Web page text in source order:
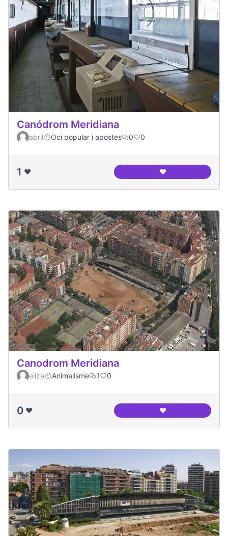
Canódrom Meridiana
abril Oci popular i apostes 0 0
1 ❤️ ❤️Canódrom
Canodrom Meridiana
eliza Animalisme 1 0
0 ❤️ ❤️Canodrom